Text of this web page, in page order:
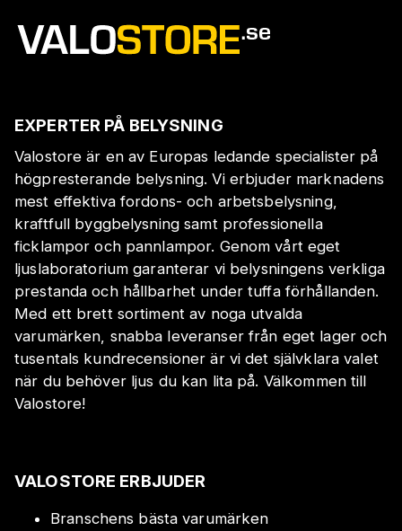
EXPERTER PÅ BELYSNING
Valostore är en av Europas ledande specialister på
högpresterande belysning. Vi erbjuder marknadens
mest effektiva fordons- och arbetsbelysning,
kraftfull byggbelysning samt professionella
ficklampor och pannlampor. Genom vårt eget
ljuslaboratorium garanterar vi belysningens verkliga
prestanda och hållbarhet under tuffa förhållanden.
Med ett brett sortiment av noga utvalda
varumärken, snabba leveranser från eget lager och
tusentals kundrecensioner är vi det självklara valet
när du behöver ljus du kan lita på. Välkommen till
Valostore!
VALOSTORE ERBJUDER
Branschens bästa varumärken